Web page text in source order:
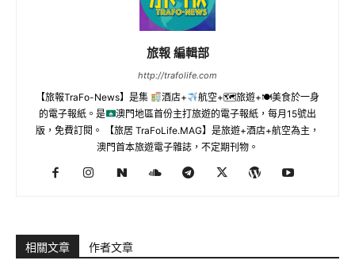
旅報 編輯部
http://trafolife.com
【旅報TraFo-News】是集 酒店+
航空+🗺旅遊+🍽美食於一身
的電子報紙。是
澳門地區首份主打旅遊的電子報紙，每月15號出
版，免費訂閱。 【旅居 TraFoLife.MAG】是旅遊+酒店+航空為主，
澳門首本旅遊電子雜誌，不定期刊物。
相關文章 作者文章